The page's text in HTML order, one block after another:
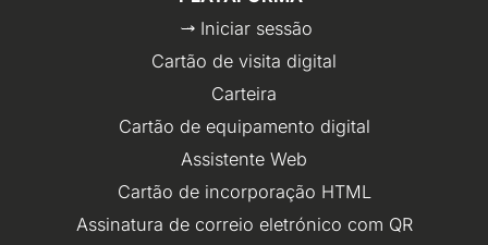
Iniciar sessão
Cartão de visita digital
Carteira
Cartão de equipamento digital
Assistente Web
Cartão de incorporação HTML
Assinatura de correio eletrónico com QR